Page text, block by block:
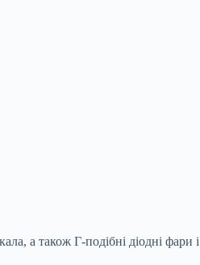
а також Г-подібні діодні фари і